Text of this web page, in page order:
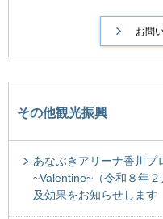
その他観光振興
あなぶきアリーナ香川プ
~Valentine~（令和８年
及効果をお知らせします